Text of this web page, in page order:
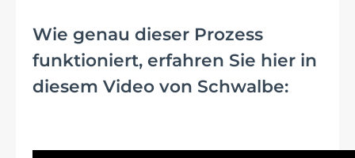
Wie genau dieser Prozess
funktioniert, erfahren Sie hier in
diesem Video von Schwalbe: